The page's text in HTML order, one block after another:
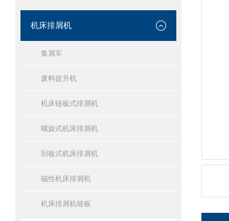
机床排屑机
集屑车
废料提升机
机床链板式排屑机
螺旋式机床排屑机
刮板式机床排屑机
磁性机床排屑机
机床排屑机链板